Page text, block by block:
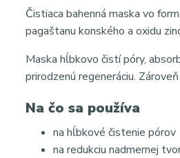
Čistiaca bahenná maska vo
pagaštanu konského a oxidu
Maska hĺbkovo čistí póry,
prirodzenú regeneráciu.
Na čo sa používa
na hĺbkové čistenie pórov
na redukciu nadmernej